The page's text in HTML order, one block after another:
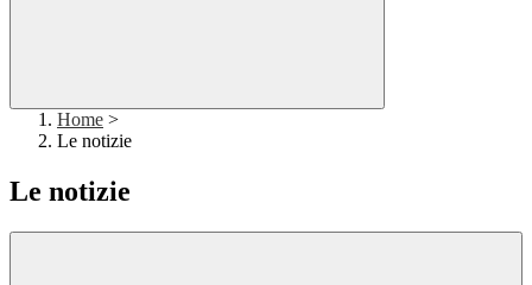
Home >
Le notizie
Le notizie